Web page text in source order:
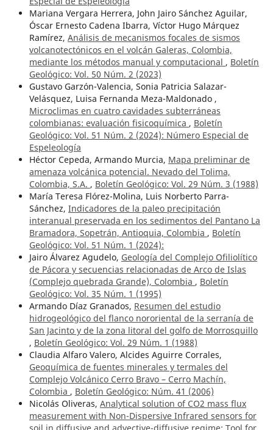
Mariana Vergara Herrera, John Jairo Sánchez Aguilar,
Óscar Ernesto Cadena Ibarra, Víctor Hugo Márquez
Ramírez, Análisis de mecanismos focales de sismos
volcanotectónicos en el volcán Galeras, Colombia,
mediante los métodos manual y computacional , Boletín
Geológico: Vol. 50 Núm. 2 (2023)
Gustavo Garzón-Valencia, Sonia Patricia Salazar-
Velásquez, Luisa Fernanda Meza-Maldonado ,
Microclimas en cuatro cavidades subterráneas
colombianas: evaluación fisicoquímica , Boletín
Geológico: Vol. 51 Núm. 2 (2024): Número Especial de
Espeleología
Héctor Cepeda, Armando Murcia, Mapa preliminar de
amenaza volcánica potencial. Nevado del Tolima,
Colombia, S.A. , Boletín Geológico: Vol. 29 Núm. 3 (1988)
María Teresa Flórez-Molina, Luis Norberto Parra-
Sánchez, Indicadores de la paleo precipitación
interanual preservada en los sedimentos del Pantano La
Bramadora, Sopetrán, Antioquia, Colombia , Boletín
Geológico: Vol. 51 Núm. 1 (2024):
Jairo Álvarez Agudelo, Geología del Complejo Ofiliolítico
de Pácora y secuencias relacionadas de Arco de Islas
(Complejo quebrada Grande), Colombia , Boletín
Geológico: Vol. 35 Núm. 1 (1995)
Armando Díaz Granados, Resumen del estudio
hidrogeológico del flanco nororiental de la serranía de
San Jacinto y de la zona litoral del golfo de Morrosquillo
, Boletín Geológico: Vol. 29 Núm. 1 (1988)
Claudia Alfaro Valero, Alcides Aguirre Corrales,
Geoquímica de fuentes minerales y termales del
Complejo Volcánico Cerro Bravo – Cerro Machín,
Colombia , Boletín Geológico: Núm. 41 (2006)
Nicolás Oliveras, Analytical solution of CO2 mass flux
measurement with Non-Dispersive Infrared sensors for